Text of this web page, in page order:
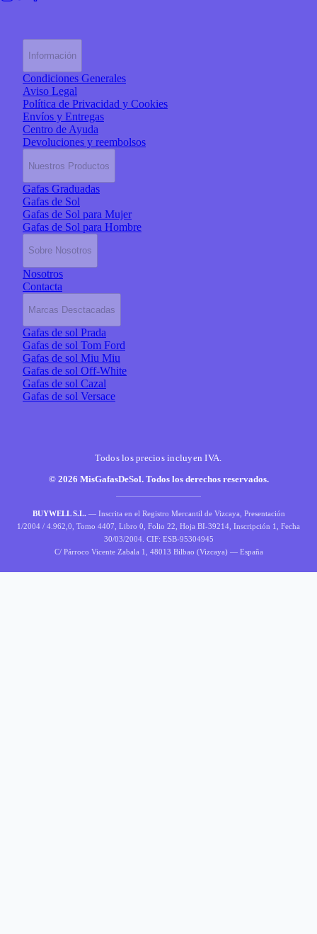
Información
Condiciones Generales
Aviso Legal
Política de Privacidad y Cookies
Envíos y Entregas
Centro de Ayuda
Devoluciones y reembolsos
Nuestros Productos
Gafas Graduadas
Gafas de Sol
Gafas de Sol para Mujer
Gafas de Sol para Hombre
Sobre Nosotros
Nosotros
Contacta
Marcas Desctacadas
Gafas de sol Prada
Gafas de sol Tom Ford
Gafas de sol Miu Miu
Gafas de sol Off-White
Gafas de sol Cazal
Gafas de sol Versace
Todos los precios incluyen IVA.
© 2026 MisGafasDeSol. Todos los derechos reservados.
BUYWELL S.L. — Inscrita en el Registro Mercantil de Vizcaya, Presentación
1/2004 / 4.962,0, Tomo 4407, Libro 0, Folio 22, Hoja BI-39214, Inscripción 1, Fecha
30/03/2004. CIF: ESB-95304945
C/ Párroco Vicente Zabala 1, 48013 Bilbao (Vizcaya) — España